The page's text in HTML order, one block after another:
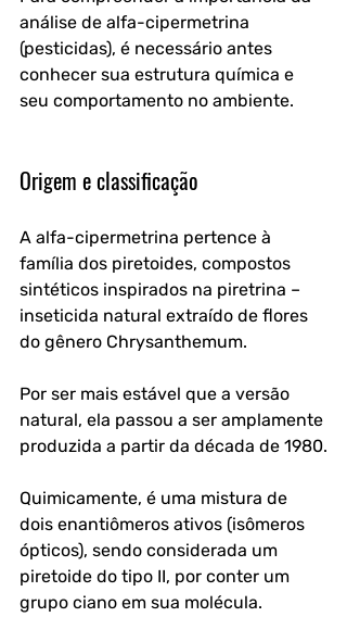
análise de alfa-cipermetrina
(pesticidas), é necessário antes
conhecer sua estrutura química e
seu comportamento no ambiente.
Origem e classificação
A alfa-cipermetrina pertence à
família dos piretoides, compostos
sintéticos inspirados na piretrina –
inseticida natural extraído de flores
do gênero Chrysanthemum.
Por ser mais estável que a versão
natural, ela passou a ser amplamente
produzida a partir da década de 1980.
Quimicamente, é uma mistura de
dois enantiômeros ativos (isômeros
ópticos), sendo considerada um
piretoide do tipo II, por conter um
grupo ciano em sua molécula.